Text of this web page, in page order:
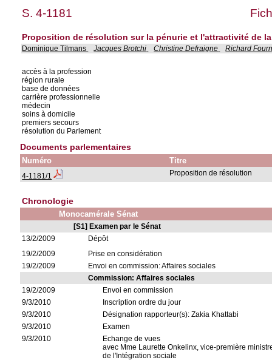
S. 4-1181
Proposition de résolution sur la pénurie et l'attractivité de
Dominique Tilmans Jacques Brotchi Christine Defraigne Richard
accès à la profession
région rurale
base de données
carrière professionnelle
médecin
soins à domicile
premiers secours
résolution du Parlement
Documents parlementaires
Numéro Titre
4-1181/1 Proposition de résolution
Chronologie
Monocamérale Sénat
[S1] Examen par le Sénat
13/2/2009
Dépôt
19/2/2009
Prise en considération
19/2/2009
Envoi en commission: Affaires sociales
Commission: Affaires sociales
19/2/2009
Envoi en commission
9/3/2010
Inscription ordre du jour
9/3/2010
Désignation rapporteur(s): Zakia Khattabi
9/3/2010
Examen
9/3/2010
Echange de vues
avec Mme Laurette Onkelinx, vice-première
de l'Intégration sociale